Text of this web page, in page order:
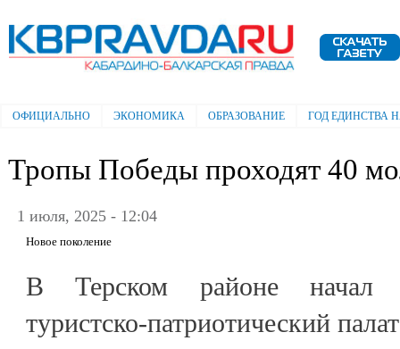
Электронная газета "Кабардино-
Балкарская правда"
Главное меню
ОФИЦИАЛЬНО ЭКОНОМИКА ОБРАЗОВАНИЕ ГОД ЕДИНСТВА
Тропы Победы проходят 40
1 июля, 2025 - 12:04
Новое поколение
В Терском районе начал
туристско-патриотический